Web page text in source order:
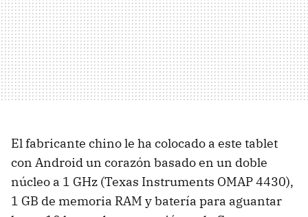
El fabricante chino le ha colocado a este tablet
con Android un corazón basado en un doble
núcleo a 1 GHz (Texas Instruments OMAP4430),
1 GB de memoria RAM y batería para aguantar